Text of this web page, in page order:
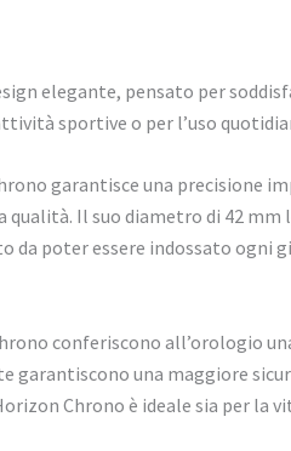
elegante, pensato per
sportive o per l’uso
garantisce una precisione
Il suo diametro di 42 mm
poter essere indossato ogni
conferiscono all’orologio
una maggiore
Chrono è ideale sia per la